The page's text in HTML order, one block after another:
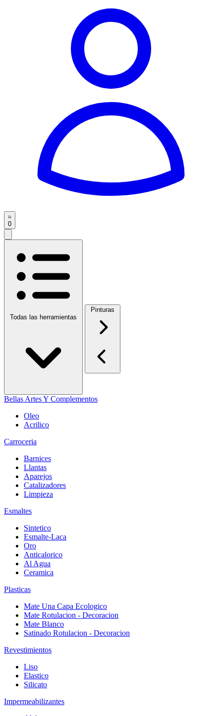
0
Todas las herramientas
Pinturas
Bellas Artes Y Complementos
Oleo
Acrilico
Carroceria
Barnices
Llantas
Aparejos
Catalizadores
Limpieza
Esmaltes
Sintetico
Esmalte-Laca
Oro
Anticalorico
Al Agua
Ceramica
Plasticas
Mate Una Capa Ecologico
Mate Rotulacion - Decoracion
Mate Blanco
Satinado Rotulacion - Decoracion
Revestimientos
Liso
Elastico
Silicato
Impermeabilizantes